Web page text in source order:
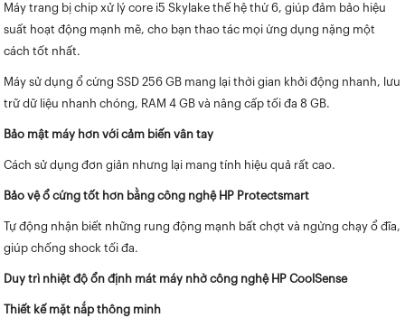
Máy trang bị chip xử lý core i5 Skylake thế hệ thứ 6, giúp đảm bảo hiệu
suất hoạt động mạnh mẽ, cho bạn thao tác mọi ứng dụng nặng một
cách tốt nhất.
Máy sử dụng ổ cứng SSD 256 GB mang lại thời gian khởi động nhanh, lưu
trữ dữ liệu nhanh chóng, RAM 4 GB và nâng cấp tối đa 8 GB.
Bảo mật máy hơn với cảm biến vân tay
Cách sử dụng đơn giản nhưng lại mang tính hiệu quả rất cao.
Bảo vệ ổ cứng tốt hơn bằng công nghệ HP Protectsmart
Tự động nhận biết những rung động mạnh bất chợt và ngừng chạy ổ đĩa,
giúp chống shock tối đa.
Duy trì nhiệt độ ổn định mát máy nhờ công nghệ HP CoolSense
Thiết kế mặt nắp thông minh